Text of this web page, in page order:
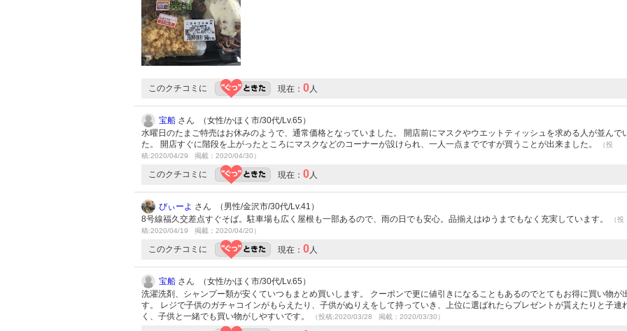
このクチコミに 現在： 0人
宝船 さん （女性/かほく市/30代/Lv.65）
水曜日のたまご特売はお休みのようで、通常価格となっていました。 開店前にマスクやウエットティッシュを求める人が並んで
た。 開店すぐに階段を上がったところにマスクなどのコーナーが設けられ、一人一点までですが買うことが出来ました。
（投
稿:2020/04/29 掲載：2020/04/30）
このクチコミに 現在： 0人
ぴぃーよ さん （男性/金沢市/30代/Lv.41）
8号線福久交差点すぐそば。駐車場も広く屋根も一部あるので、雨の日でも安心。品揃えはゆうまでもなく充実しています。
（投
稿:2020/04/19 掲載：2020/04/20）
このクチコミに 現在： 0人
宝船 さん （女性/かほく市/30代/Lv.65）
洗濯洗剤、シャンプー類が安くていつもまとめ買いします。 クーポンで更に値引きになることもあるのでとてもお得に買い物が
す。 レジで子供のガチャコインがもらえたり、子供がぬりえをして持っていき、上位に選ばれたらプレゼントが貰えたりと子連
く、子供と一緒でも買い物がしやすいです。
（投稿:2020/03/28 掲載：2020/03/30）